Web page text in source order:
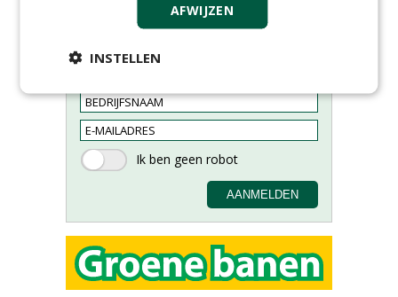
Meld je aan voor onze digitale
AFWIJZEN
INSTELLEN